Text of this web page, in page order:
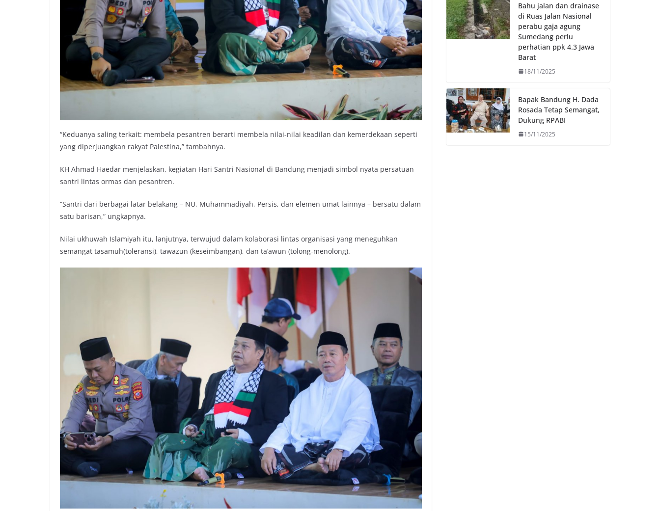
“Keduanya saling terkait: membela pesantren berarti membela nilai-nilai keadilan dan kemerdekaan seperti
yang diperjuangkan rakyat Palestina,” tambahnya.
KH Ahmad Haedar menjelaskan, kegiatan Hari Santri Nasional di Bandung menjadi simbol nyata persatuan
santri lintas ormas dan pesantren.
“Santri dari berbagai latar belakang – NU, Muhammadiyah, Persis, dan elemen umat lainnya – bersatu dalam
satu barisan,” ungkapnya.
Nilai ukhuwah Islamiyah itu, lanjutnya, terwujud dalam kolaborasi lintas organisasi yang meneguhkan
semangat tasamuh(toleransi), tawazun (keseimbangan), dan ta‘awun (tolong-menolong).
Bahu jalan dan drainase
di Ruas Jalan Nasional
perabu gaja agung
Sumedang perlu
perhatian ppk 4.3 Jawa
Barat
18/11/2025
Bapak Bandung H. Dada
Rosada Tetap Semangat,
Dukung RPABI
15/11/2025